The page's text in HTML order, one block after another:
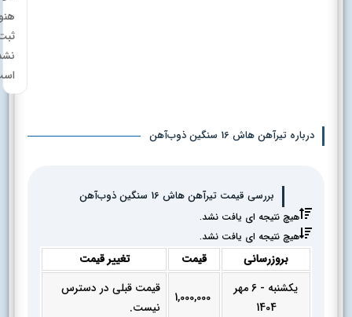
نشده
است.
درباره تیرآهن هاش 16 سنگین ذوب‌آهن
بررسی قیمت تیرآهن هاش 16 سنگین ذوب‌آهن
هیچ نتیجه ای یافت نشد.
هیچ نتیجه ای یافت نشد.
بروزرسانی قیمت
تغییر قیمت
یکشنبه - 6 مهر
1,000,000
قیمت قبلی در دسترس
نیست.